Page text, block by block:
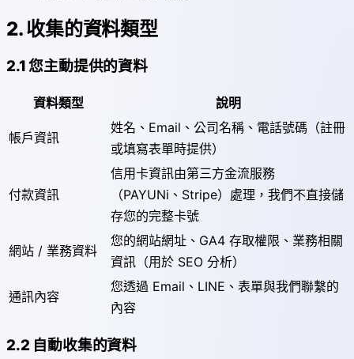
2. 收集的資料類型
2.1 您主動提供的資料
資料類型 說明
帳戶資訊
姓名、Email、公司名稱、電話號碼（註冊
或填寫表單時提供）
付款資訊
信用卡資訊由第三方金流服務
（PAYUNi、Stripe）處理，我們不直接儲
存您的完整卡號
網站 / 業務資料
您的網站網址、GA4 存取權限、業務相關
資訊（用於 SEO 分析）
通訊內容
您透過 Email、LINE、表單與我們聯繫的
內容
2.2 自動收集的資料